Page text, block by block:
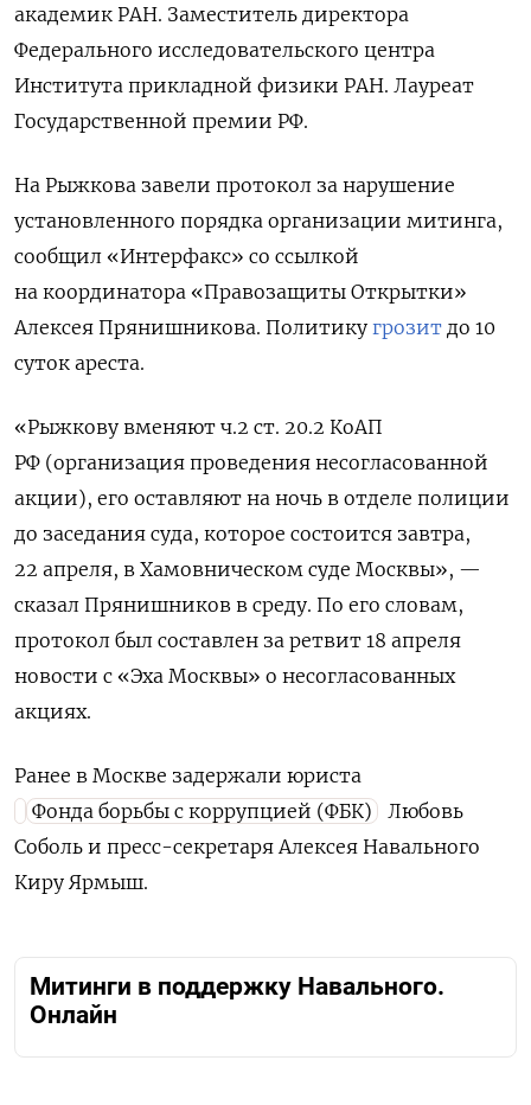
академик РАН. Заместитель директора
Федерального исследовательского центра
Института прикладной физики РАН. Лауреат
Государственной премии РФ.
На Рыжкова завели протокол за нарушение
установленного порядка организации митинга,
сообщил «Интерфакс» со ссылкой
на координатора «Правозащиты Открытки»
Алексея Прянишникова. Политику грозит до 10
суток ареста.
«Рыжкову вменяют ч.2 ст. 20.2 КоАП
РФ (организация проведения несогласованной
акции), его оставляют на ночь в отделе полиции
до заседания суда, которое состоится завтра,
22 апреля, в Хамовническом суде Москвы», —
сказал Прянишников в среду. По его словам,
протокол был составлен за ретвит 18 апреля
новости с «Эха Москвы» о несогласованных
акциях.
Ранее в Москве задержали юриста
Фонда борьбы с коррупцией (ФБК)
Любовь
Соболь и пресс-секретаря Алексея Навального
Киру Ярмыш.
Митинги в поддержку Навального.
Онлайн